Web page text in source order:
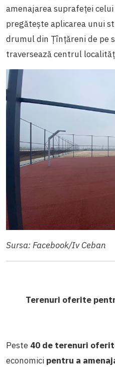
amenajarea suprafeţei
pregătește aplicarea unui
drumul din Țînțăreni de pe
traversează centrul
Sursa: Facebook/Iv Ceban
Terenuri oferite
Peste 40 de terenuri
economici pentru a